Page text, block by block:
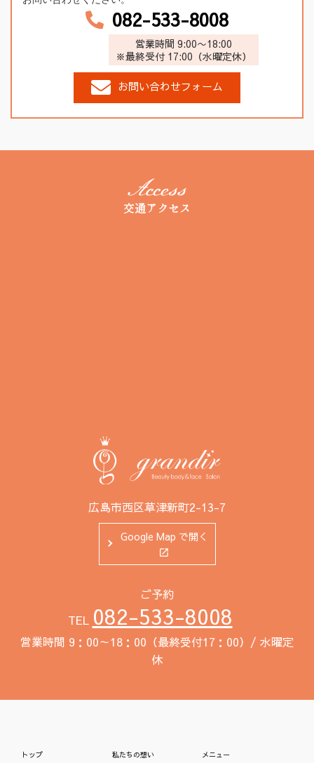
082-533-8008
営業時間 9:00〜18:00
※最終受付 17:00（水曜定休）
お問い合わせフォーム
交通アクセス
広島市西区草津新町2-13-7
Google Map で開く
ご予約
TEL 082-533-8008
営業時間 9：00～18：00（最終受付17：00）/ 水曜定
休
トップ 私たちの想い メニュー